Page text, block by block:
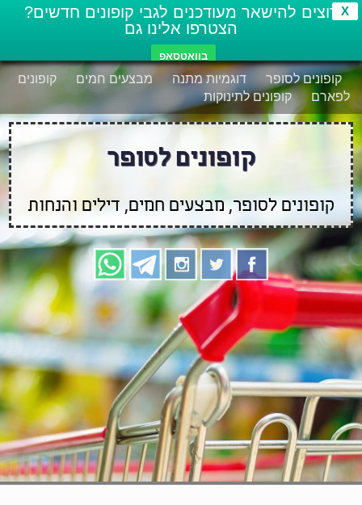
X
רוצים להישאר מעודכנים לגבי קופונים חדשים?
הצטרפו אלינו גם
בוואטסאפ
קופונים לסופר דוגמיות מתנה מבצעים חמים
קופונים
לפארם
קופונים לתינוקות
קופונים לסופר
קופונים לסופר, מבצעים חמים, דילים והנחות